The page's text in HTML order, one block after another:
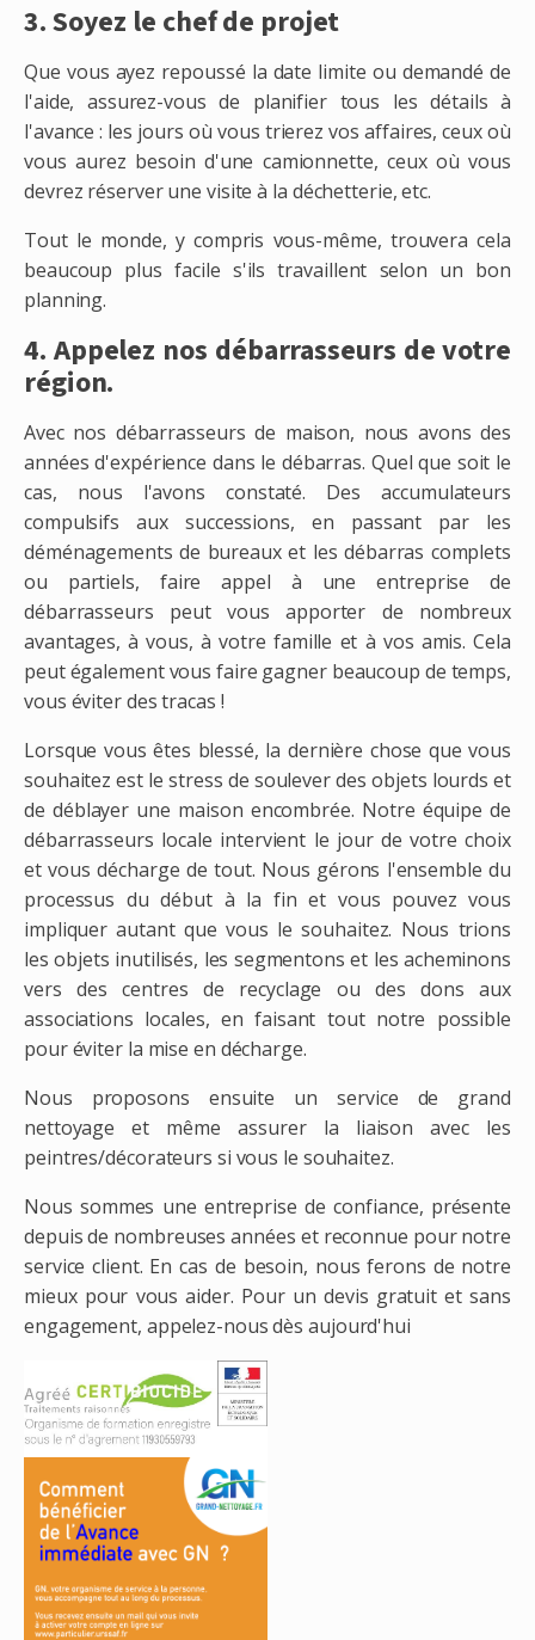
3. Soyez le chef de projet
Que vous ayez repoussé la date limite ou demandé de
l'aide, assurez-vous de planifier tous les détails à
l'avance : les jours où vous trierez vos affaires, ceux où
vous aurez besoin d'une camionnette, ceux où vous
devrez réserver une visite à la déchetterie, etc.
Tout le monde, y compris vous-même, trouvera cela
beaucoup plus facile s'ils travaillent selon un bon
planning.
4. Appelez nos débarrasseurs de votre
région.
Avec nos débarrasseurs de maison, nous avons des
années d'expérience dans le débarras. Quel que soit le
cas, nous l'avons constaté. Des accumulateurs
compulsifs aux successions, en passant par les
déménagements de bureaux et les débarras complets
ou partiels, faire appel à une entreprise de
débarrasseurs peut vous apporter de nombreux
avantages, à vous, à votre famille et à vos amis. Cela
peut également vous faire gagner beaucoup de temps,
vous éviter des tracas !
Lorsque vous êtes blessé, la dernière chose que vous
souhaitez est le stress de soulever des objets lourds et
de déblayer une maison encombrée. Notre équipe de
débarrasseurs locale intervient le jour de votre choix
et vous décharge de tout. Nous gérons l'ensemble du
processus du début à la fin et vous pouvez vous
impliquer autant que vous le souhaitez. Nous trions
les objets inutilisés, les segmentons et les acheminons
vers des centres de recyclage ou des dons aux
associations locales, en faisant tout notre possible
pour éviter la mise en décharge.
Nous proposons ensuite un service de grand
nettoyage et même assurer la liaison avec les
peintres/décorateurs si vous le souhaitez.
Nous sommes une entreprise de confiance, présente
depuis de nombreuses années et reconnue pour notre
service client. En cas de besoin, nous ferons de notre
mieux pour vous aider. Pour un devis gratuit et sans
engagement, appelez-nous dès aujourd'hui